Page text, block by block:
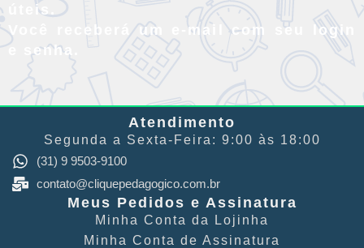
úteis.
Você receberá um e-mail com seu login
e senha.
Atendimento
Segunda a Sexta-Feira: 9:00 às 18:00
(31) 9 9503-9100
contato@cliquepedagogico.com.br
Meus Pedidos e Assinatura
Minha Conta​ da Lojinha
Minha Conta de Assinatura